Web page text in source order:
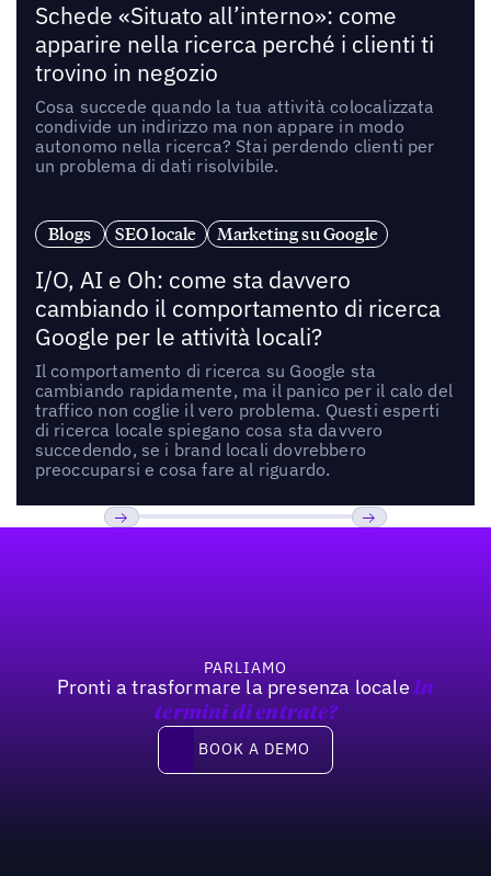
Schede «Situato all’interno»: come
apparire nella ricerca perché i clienti ti
trovino in negozio
Cosa succede quando la tua attività colocalizzata
condivide un indirizzo ma non appare in modo
autonomo nella ricerca? Stai perdendo clienti per
un problema di dati risolvibile.
Blogs SEO locale Marketing su Google
I/O, AI e Oh: come sta davvero
cambiando il comportamento di ricerca
Google per le attività locali?
Il comportamento di ricerca su Google sta
cambiando rapidamente, ma il panico per il calo del
traffico non coglie il vero problema. Questi esperti
di ricerca locale spiegano cosa sta davvero
succedendo, se i brand locali dovrebbero
preoccuparsi e cosa fare al riguardo.
PARLIAMO
Pronti a trasformare la presenza locale In
termini di entrate?
Book a demo
BOOK A DEMO